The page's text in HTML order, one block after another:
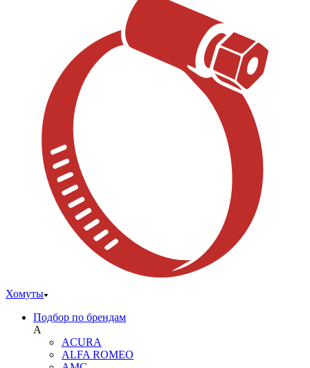
Хомуты
Подбор по брендам
A
ACURA
ALFA ROMEO